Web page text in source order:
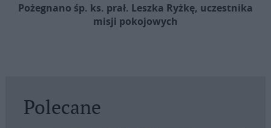
Pożegnano śp. ks. prał. Leszka Ryżkę, uczestnika
misji pokojowych
Polecane